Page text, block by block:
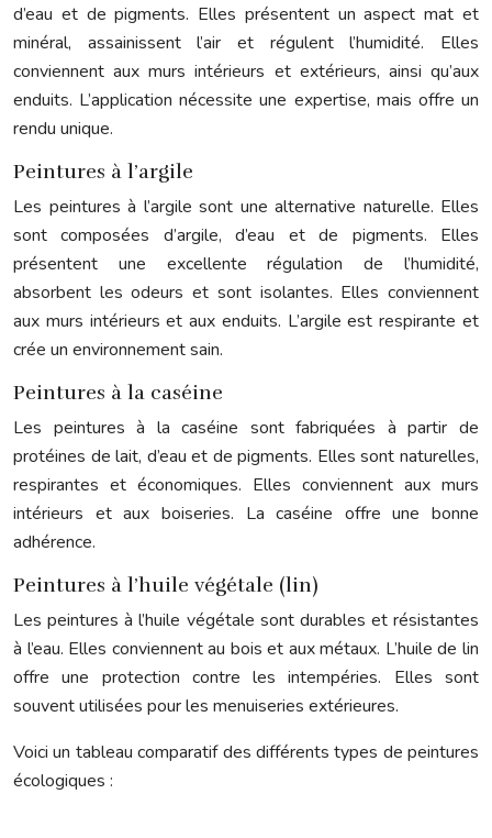
d’eau et de pigments. Elles présentent un aspect mat et
minéral, assainissent l’air et régulent l’humidité. Elles
conviennent aux murs intérieurs et extérieurs, ainsi qu’aux
enduits. L’application nécessite une expertise, mais offre un
rendu unique.
Peintures à l’argile
Les peintures à l’argile sont une alternative naturelle. Elles
sont composées d’argile, d’eau et de pigments. Elles
présentent une excellente régulation de l’humidité,
absorbent les odeurs et sont isolantes. Elles conviennent
aux murs intérieurs et aux enduits. L’argile est respirante et
crée un environnement sain.
Peintures à la caséine
Les peintures à la caséine sont fabriquées à partir de
protéines de lait, d’eau et de pigments. Elles sont naturelles,
respirantes et économiques. Elles conviennent aux murs
intérieurs et aux boiseries. La caséine offre une bonne
adhérence.
Peintures à l’huile végétale (lin)
Les peintures à l’huile végétale sont durables et résistantes
à l’eau. Elles conviennent au bois et aux métaux. L’huile de lin
offre une protection contre les intempéries. Elles sont
souvent utilisées pour les menuiseries extérieures.
Voici un tableau comparatif des différents types de peintures
écologiques :